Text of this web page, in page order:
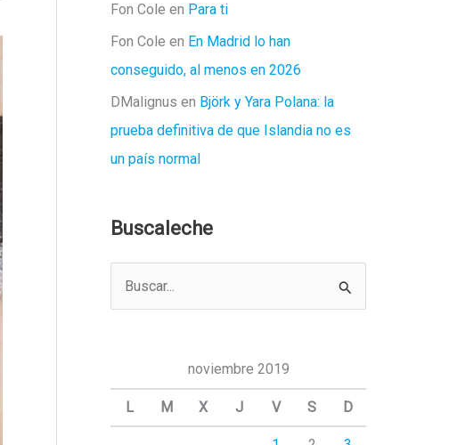
Fon Cole en Para ti
Fon Cole en En Madrid lo han
conseguido, al menos en 2026
DMalignus en Björk y Yara Polana: la
prueba definitiva de que Islandia no es
un país normal
Buscaleche
a
noviembre 2019
L M X J V S D